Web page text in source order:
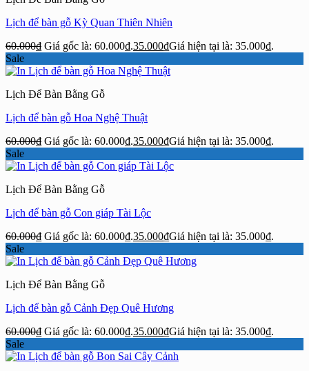
Lịch để bàn gỗ Kỳ Quan Thiên Nhiên
60.000₫ Giá gốc là: 60.000₫.35.000₫Giá hiện tại là: 35.000₫.
Sale
Lịch Để Bàn Bằng Gỗ
Lịch để bàn gỗ Hoa Nghệ Thuật
60.000₫ Giá gốc là: 60.000₫.35.000₫Giá hiện tại là: 35.000₫.
Sale
Lịch Để Bàn Bằng Gỗ
Lịch để bàn gỗ Con giáp Tài Lộc
60.000₫ Giá gốc là: 60.000₫.35.000₫Giá hiện tại là: 35.000₫.
Sale
Lịch Để Bàn Bằng Gỗ
Lịch để bàn gỗ Cảnh Đẹp Quê Hương
60.000₫ Giá gốc là: 60.000₫.35.000₫Giá hiện tại là: 35.000₫.
Sale